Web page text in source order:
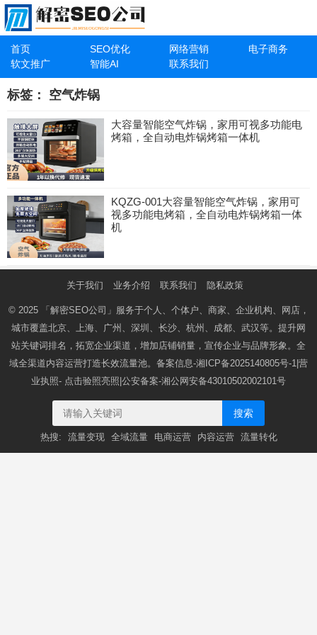
首页 SEO优化 网络营销
电子商务
软文推广
智能AI 联系我们
标签： 空气炸锅
大容量智能空气炸锅，家用可视多功能电
烤箱，全自动电炸锅烤箱一体机
KQZG-001大容量智能空气炸锅，家用可
视多功能电烤箱，全自动电炸锅烤箱一体
机
关于我们 业务介绍 联系我们 隐私政策
© 2025 「解密SEO公司」 服务于个人、个体户、商家、企业机构、网店，
城市覆盖北京、上海、广州、深圳、长沙、杭州、成都、武汉等。提升网
站关键词排名，拓宽企业渠道，增加店铺销量，宣传企业与品牌形象。全
域全渠道内容运营打造长效流量池。备案信息-湘ICP备2025140805号-1 |营
业执照- 点击验照亮照 |公安备案-湘公网安备43010502002101号
搜索
热搜: 流量变现 全域流量 电商运营 内容运营 流量转化